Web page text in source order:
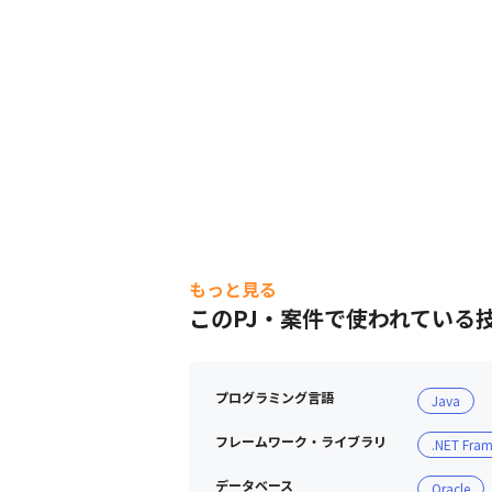
もっと見る
このPJ・案件で使われている
プログラミング言語 Java
フレームワーク・ライブラリ .NET
データベース Oracle